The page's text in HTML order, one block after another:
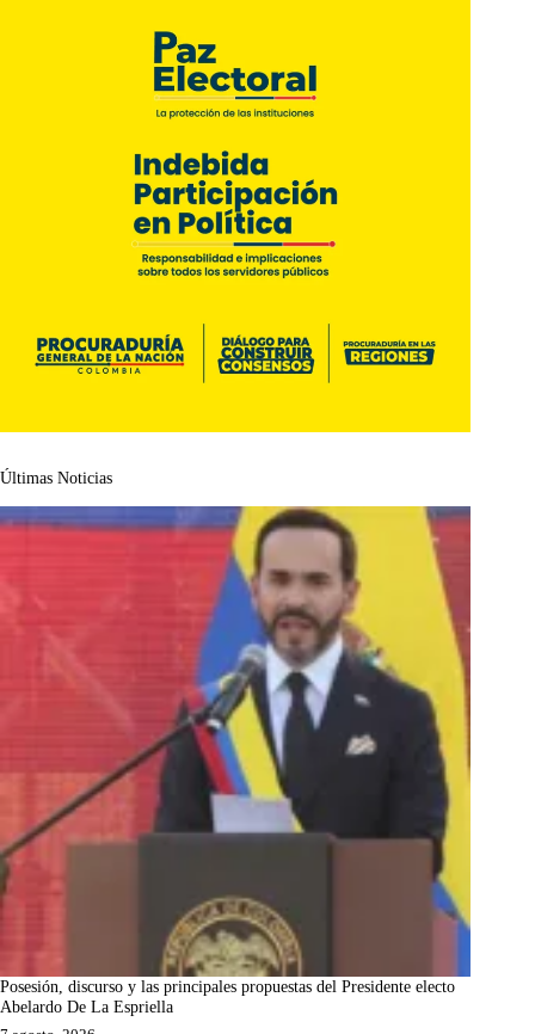
Últimas Noticias
Posesión, discurso y las principales propuestas del Presidente electo
Abelardo De La Espriella